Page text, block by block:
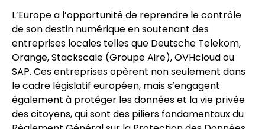
L’Europe a l’opportunité de reprendre le contrôle
de son destin numérique en soutenant des
entreprises locales telles que Deutsche Telekom,
Orange, Stackscale (Groupe Aire), OVHcloud ou
SAP. Ces entreprises opèrent non seulement dans
le cadre législatif européen, mais s’engagent
également à protéger les données et la vie privée
des citoyens, qui sont des piliers fondamentaux du